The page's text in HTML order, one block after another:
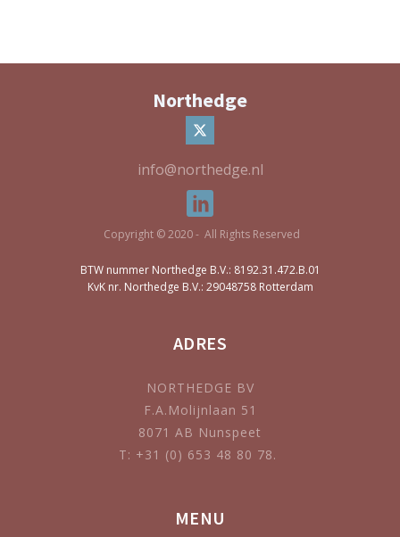
Northedge
info@northedge.nl
Copyright © 2020 - All Rights Reserved
BTW nummer Northedge B.V.: 8192.31.472.B.01
KvK nr. Northedge B.V.: 29048758 Rotterdam
ADRES
NORTHEDGE BV
F.A.Molijnlaan 51
8071 AB Nunspeet
T: +31 (0) 653 48 80 78.
MENU